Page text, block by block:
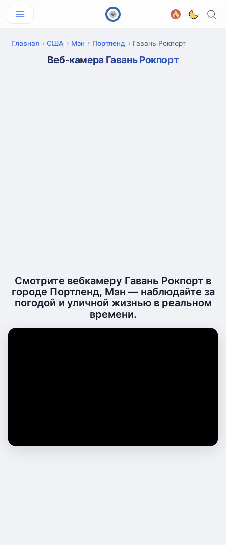
Главная США Мэн Портленд Гавань Рокпорт
Веб-камера Гавань Рокпорт
Смотрите вебкамеру Гавань Рокпорт в
городе Портленд, Мэн — наблюдайте за
погодой и уличной жизнью в реальном
времени.